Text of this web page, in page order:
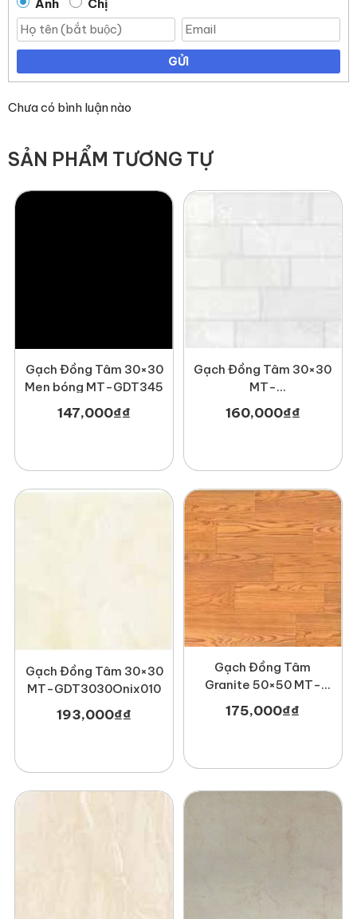
Anh Chị
GỬI
Chưa có bình luận nào
SẢN PHẨM TƯƠNG TỰ
Gạch Đồng Tâm 30×30
Men bóng MT-GDT345
147,000₫₫
Gạch Đồng Tâm 30×30
MT-
GDT3030Hoada002
160,000₫₫
Gạch Đồng Tâm 30×30
MT-GDT3030Onix010
193,000₫₫
Gạch Đồng Tâm
Granite 50×50 MT-
GDT5050Gosan004
175,000₫₫